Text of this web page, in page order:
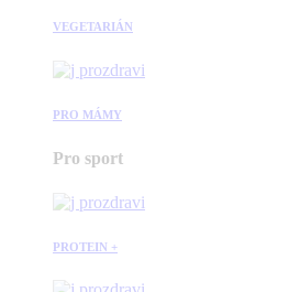
VEGETARIÁN
PRO MÁMY
Pro sport
PROTEIN +